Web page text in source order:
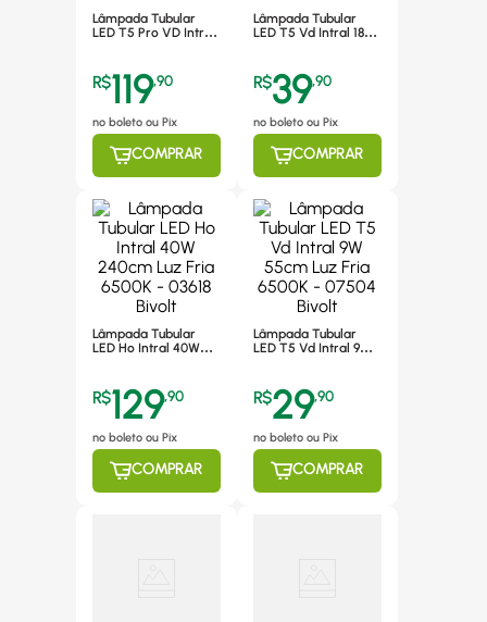
Lâmpada Tubular
LED T5 Pro VD Intral
07603 Bivolt
R$119,90
no boleto ou Pix
COMPRAR
Lâmpada Tubular
LED T5 Vd Intral 18W
R$39,90
no boleto ou Pix
COMPRAR
Lâmpada Tubular
LED Ho Intral 40W
R$129,90
no boleto ou Pix
COMPRAR
Lâmpada Tubular
LED T5 Vd Intral 9W
R$29,90
no boleto ou Pix
COMPRAR